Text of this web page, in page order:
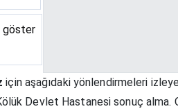
göster
için aşağıdaki yönlendirmeleri
Devlet Hastanesi sonuç alma.